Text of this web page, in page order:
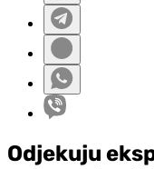
Odjekuju